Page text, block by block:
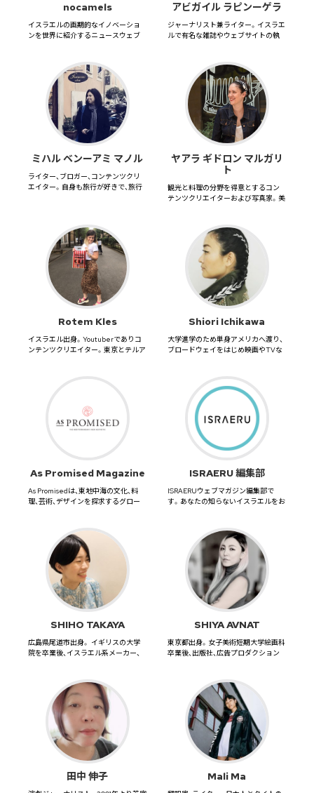
nocamels
イスラエルの画期的なイノベーショ
ンを世界に紹介するニュースウェブ
アビガイル ラピンーゲラ
ジャーナリスト兼ライター。イスラエ
ルで有名な雑誌やウェブサイトの執
ミハル ベンーアミ マノル
ライター、ブロガー、コンテンツクリ
エイター。自身も旅行が好きで、旅行
ヤアラ ギドロン マルガリ
ト
観光と料理の分野を得意とするコン
テンツクリエイターおよび写真家。美
Rotem Kles
イスラエル出身。Youtuberでありコ
ンテンツクリエイター。東京とテルア
Shiori Ichikawa
大学進学のため単身アメリカへ渡り、
ブロードウェイをはじめ映画やTVな
As Promised Magazine
As Promisedは、東地中海の文化、料
理、芸術、デザインを探求するグロー
ISRAERU 編集部
ISRAERUウェブマガジン編集部で
す。あなたの知らないイスラエルをお
SHIHO TAKAYA
広島県尾道市出身。 イギリスの大学
院を卒業後、イスラエル系メーカー、
SHIYA AVNAT
東京都出身。女子美術短期大学絵画科
卒業後、出版社、広告プロダクション
田中 伸子 Mali Ma